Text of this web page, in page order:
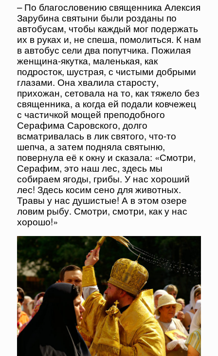
– По благословению священника Алексия
Зарубина святыни были розданы по
автобусам, чтобы каждый мог подержать
их в руках и, не спеша, помолиться. К нам
в автобус сели два попутчика. Пожилая
женщина-якутка, маленькая, как
подросток, шустрая, с чистыми добрыми
глазами. Она хвалила старосту,
прихожан, сетовала на то, как тяжело без
священника, а когда ей подали ковчежец
с частичкой мощей преподобного
Серафима Саровского, долго
всматривалась в лик святого, что-то
шепча, а затем подняла святыню,
повернула её к окну и сказала: «Смотри,
Серафим, это наш лес, здесь мы
собираем ягоды, грибы. У нас хороший
лес! Здесь косим сено для животных.
Травы у нас душистые! А в этом озере
ловим рыбу. Смотри, смотри, как у нас
хорошо!»